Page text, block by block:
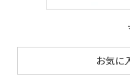
お気に